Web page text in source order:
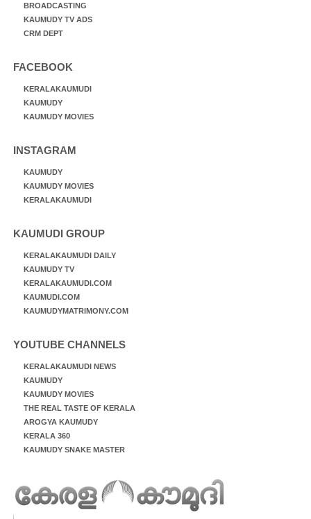
BROADCASTING
KAUMUDY TV ADS
CRM DEPT
FACEBOOK
KERALAKAUMUDI
KAUMUDY
KAUMUDY MOVIES
INSTAGRAM
KAUMUDY
KAUMUDY MOVIES
KERALAKAUMUDI
KAUMUDI GROUP
KERALAKAUMUDI DAILY
KAUMUDY TV
KERALAKAUMUDI.COM
KAUMUDI.COM
KAUMUDYMATRIMONY.COM
YOUTUBE CHANNELS
KERALAKAUMUDI NEWS
KAUMUDY
KAUMUDY MOVIES
THE REAL TASTE OF KERALA
AROGYA KAUMUDY
KERALA 360
KAUMUDY SNAKE MASTER